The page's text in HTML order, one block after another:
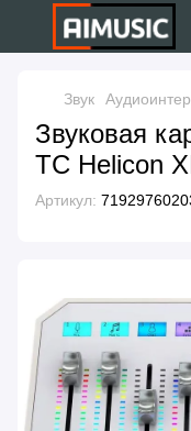
Звук
Звуковая
TC Helicon
Артикул: